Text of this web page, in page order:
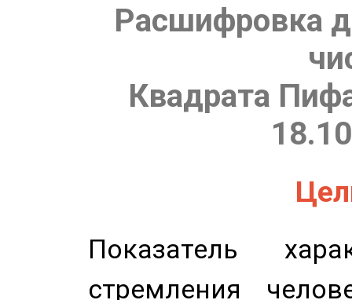
Расшифровка
Квадрата
Показатель
стремления